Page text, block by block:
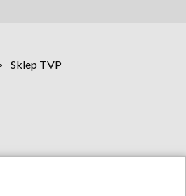
Sklep TVP